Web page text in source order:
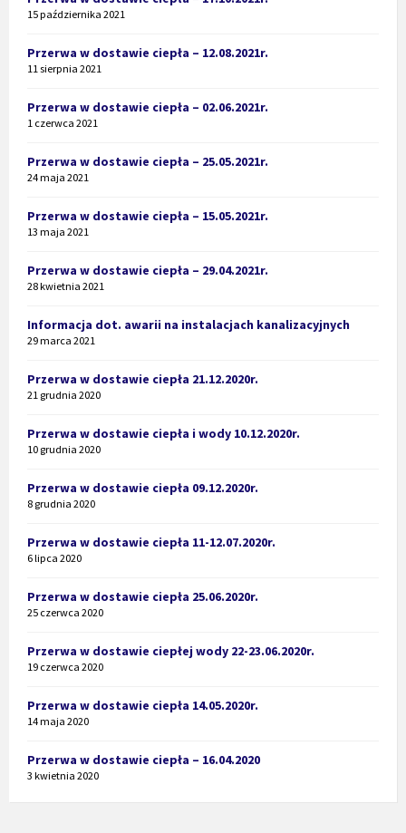
15 października 2021
Przerwa w dostawie ciepła – 12.08.2021r.
11 sierpnia 2021
Przerwa w dostawie ciepła – 02.06.2021r.
1 czerwca 2021
Przerwa w dostawie ciepła – 25.05.2021r.
24 maja 2021
Przerwa w dostawie ciepła – 15.05.2021r.
13 maja 2021
Przerwa w dostawie ciepła – 29.04.2021r.
28 kwietnia 2021
Informacja dot. awarii na instalacjach kanalizacyjnych
29 marca 2021
Przerwa w dostawie ciepła 21.12.2020r.
21 grudnia 2020
Przerwa w dostawie ciepła i wody 10.12.2020r.
10 grudnia 2020
Przerwa w dostawie ciepła 09.12.2020r.
8 grudnia 2020
Przerwa w dostawie ciepła 11-12.07.2020r.
6 lipca 2020
Przerwa w dostawie ciepła 25.06.2020r.
25 czerwca 2020
Przerwa w dostawie ciepłej wody 22-23.06.2020r.
19 czerwca 2020
Przerwa w dostawie ciepła 14.05.2020r.
14 maja 2020
Przerwa w dostawie ciepła – 16.04.2020
3 kwietnia 2020